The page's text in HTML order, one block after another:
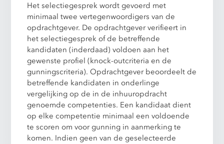
Het selectiegesprek wordt gevoerd met
minimaal twee vertegenwoordigers van de
opdrachtgever. De opdrachtgever verifieert in
het selectiegesprek of de betreffende
kandidaten (inderdaad) voldoen aan het
gewenste profiel (knock-outcriteria en de
gunningscriteria). Opdrachtgever beoordeelt de
betreffende kandidaten in onderlinge
vergelijking op de in de inhuuropdracht
genoemde competenties. Een kandidaat dient
op elke competentie minimaal een voldoende
te scoren om voor gunning in aanmerking te
komen. Indien geen van de geselecteerde